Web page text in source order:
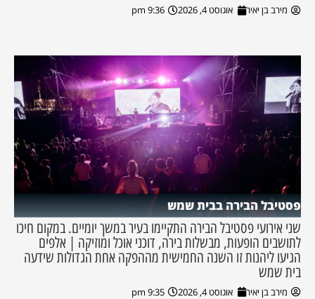
מירב בן יאיר אוגוסט 4, 2026 9:36 pm
פסטיבל הבירה בבית שמש
שני אירועי פסטיבל הבירה התקיימו בעיר במשך יומיים. במקום חיכו
לתושבים הופעות, מבשלות בירה, דוכני אוכל ומוזיקה | אלפים
הגיעו ליהנות זו השנה החמישית מההפקה אחת הגדולות שידעה
בית שמש
מירב בן יאיר אוגוסט 4, 2026 9:35 pm